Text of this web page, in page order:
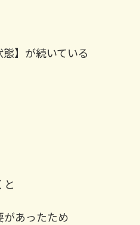
】が続いている
あったため